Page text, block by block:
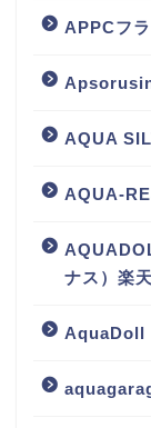
APPCフ
AQUA
AQUA-
ナス）楽天
AquaDoll